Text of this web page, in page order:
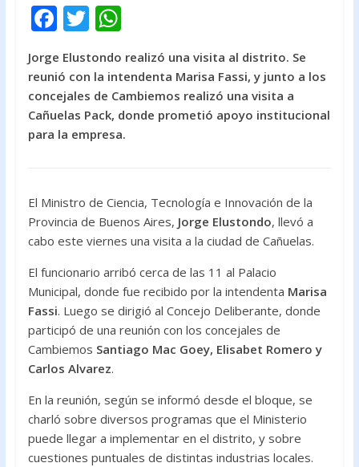
F
ac
e
b
o
o
T
itt
er
W
at
s
A
p
Jorge Elustondo realizó una visita al distrito. Se
reunió con la intendenta Marisa Fassi, y junto a los
concejales de Cambiemos realizó una visita a
Cañuelas Pack, donde prometió apoyo institucional
para la empresa.
El Ministro de Ciencia, Tecnología e Innovación de la
Provincia de Buenos Aires, Jorge Elustondo, llevó a
cabo este viernes una visita a la ciudad de Cañuelas.
El funcionario arribó cerca de las 11 al Palacio
Municipal, donde fue recibido por la intendenta Marisa
Fassi. Luego se dirigió al Concejo Deliberante, donde
participó de una reunión con los concejales de
Cambiemos Santiago Mac Goey, Elisabet Romero y
Carlos Alvarez.
En la reunión, según se informó desde el bloque, se
charló sobre diversos programas que el Ministerio
puede llegar a implementar en el distrito, y sobre
cuestiones puntuales de distintas industrias locales.